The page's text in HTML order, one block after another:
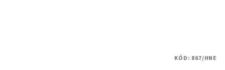
KÓD: 867/HNE